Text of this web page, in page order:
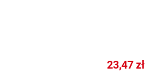
23,47 zł